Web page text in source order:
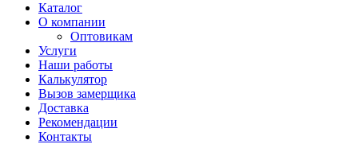
Каталог
О компании
Оптовикам
Услуги
Наши работы
Калькулятор
Вызов замерщика
Доставка
Рекомендации
Контакты